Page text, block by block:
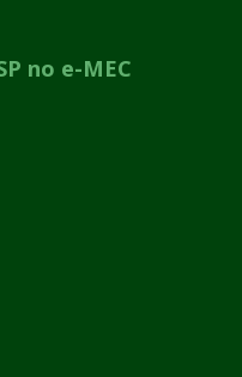
no e-MEC